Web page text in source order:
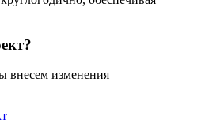
внесем изменения